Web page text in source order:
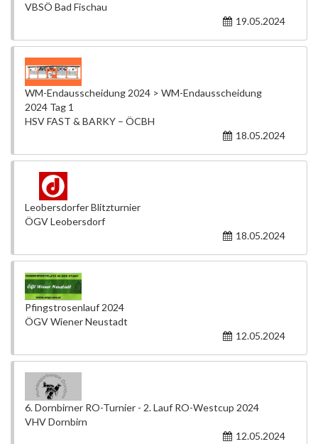
VBSÖ Bad Fischau
19.05.2024
WM-Endausscheidung 2024 > WM-Endausscheidung
2024 Tag 1
HSV FAST & BARKY – ÖCBH
18.05.2024
Leobersdorfer Blitzturnier
ÖGV Leobersdorf
18.05.2024
Pfingstrosenlauf 2024
ÖGV Wiener Neustadt
12.05.2024
6. Dornbirner RO-Turnier - 2. Lauf RO-Westcup 2024
VHV Dornbirn
12.05.2024